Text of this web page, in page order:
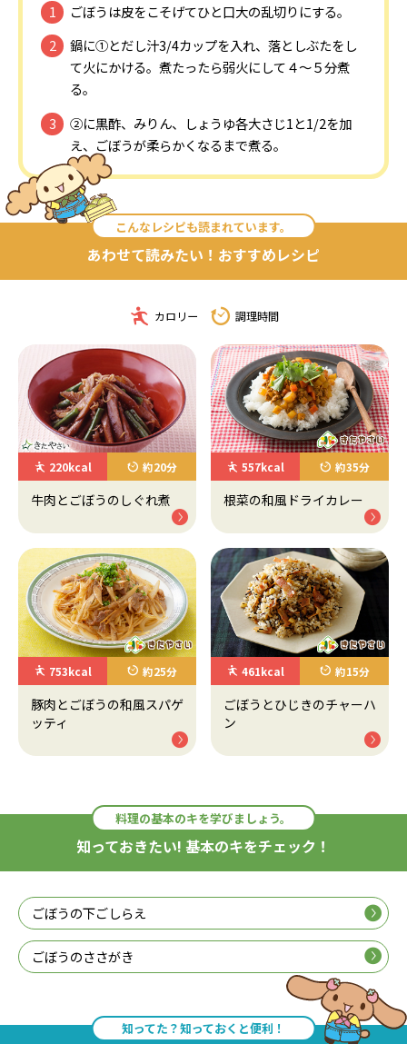
ごぼうは皮をこそげてひと口大の乱切りにする。
鍋に①とだし汁3/4カップを入れ、落としぶたをし
て火にかける。煮たったら弱火にして４～５分煮
る。
②に黒酢、みりん、しょうゆ各大さじ1と1/2を加
え、ごぼうが柔らかくなるまで煮る。
こんなレシピも読まれています。
あわせて読みたい！おすすめレシピ
カロリー 調理時間
220kcal 約20分
牛肉とごぼうのしぐれ煮
557kcal 約35分
根菜の和風ドライカレー
753kcal 約25分
豚肉とごぼうの和風スパゲ
ッティ
461kcal 約15分
ごぼうとひじきのチャーハ
ン
料理の基本のキを学びましょう。
知っておきたい! 基本のキをチェック！
ごぼうの下ごしらえ
ごぼうのささがき
知ってた？知っておくと便利！